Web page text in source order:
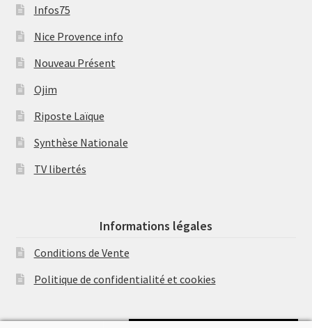
Infos75
Nice Provence info
Nouveau Présent
Ojim
Riposte Laïque
Synthèse Nationale
TV libertés
Informations légales
Conditions de Vente
Politique de confidentialité et cookies